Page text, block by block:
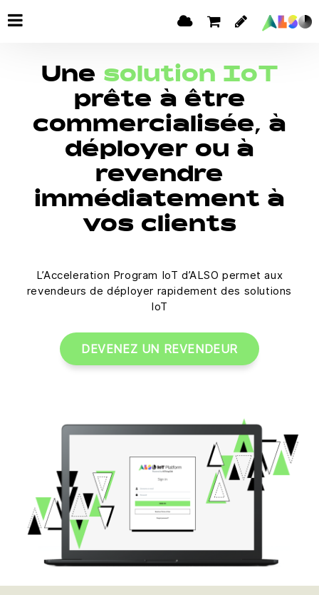
Une solution IoT
prête à être
commercialisée, à
déployer ou à
revendre
immédiatement à
vos clients
L’Acceleration Program IoT d’ALSO permet aux
revendeurs de déployer rapidement des solutions
IoT
DEVENEZ UN REVENDEUR